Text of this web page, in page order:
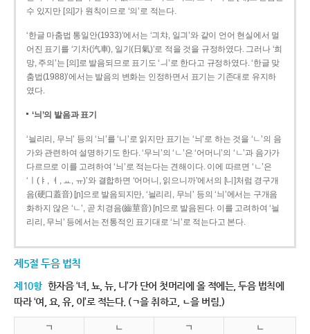
수 있지만 [의]가 원칙이므로 ‘의’로 적는다.
‘한글 마춤법 통일안(1933)’에서는 ‘긔챠, 일긔’와 같이 언어 현실에서 멀
어진 표기를 ‘기차(汽車), 일기(日氣)’로 적을 것을 규정하였다. 그러나 ‘희
망, 주의’는 [의]로 발음되므로 표기도 ‘ㅢ’로 한다고 규정하였다. ‘한글 맞
춤법(1988)’에서는 발음의 변화는 인정하면서 표기는 기존대로 유지하
였다.
‘늬’의 발음과 표기
‘늴리리, 무늬’ 등의 ‘늬’를 ‘니’로 읽지만 표기는 ‘늬’로 하는 것을 ‘ㄴ’의 음
가와 관련하여 설명하기도 한다. ‘무늬’의 ‘ㄴ’은 ‘어머니’의 ‘ㄴ’과 음가가
다르므로 이를 고려하여 ‘늬’로 적는다는 견해이다. 이에 따르면 ‘ㄴ’은
‘ㅣ(ㅑ, ㅕ, ㅛ, ㅠ)’와 결합하면 ‘어머니, 읽으니까’에서의 [니]처럼 경구개
음(硬口蓋音) [ɲ]으로 발음되지만, ‘늴리리, 무늬’ 등의 ‘늬’에서는 구개음
화하지 않은 ‘ㄴ’, 곧 치경음(齒莖音) [n]으로 발음된다. 이를 고려하여 ‘늴
리리, 무늬’ 등에서는 전통적인 표기대로 ‘늬’로 적는다고 본다.
제5절 두음 법칙
제10항 한자음 ‘녀, 뇨, 뉴, 니’가 단어 첫머리에 올 적에는, 두음 법칙에
따라 ‘여, 요, 유, 이’로 적는다. (ㄱ을 취하고, ㄴ을 버림.)
ㄱ ㄴ ㄱ ㄴ